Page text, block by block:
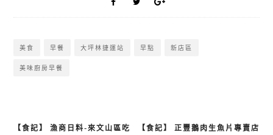
美食 早餐 大坪林捷運站 早點 新店區
美味廚房早餐
文
【食記】 漁商日料-來文山區吃
【食記】 正豐鵝肉生魚片專賣店